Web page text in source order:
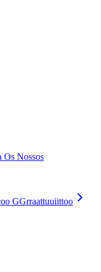
Os Nossos
oo GGrraattuuiittoo